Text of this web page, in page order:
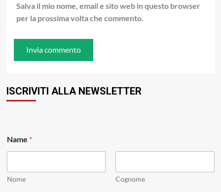
Salva il mio nome, email e sito web in questo browser
per la prossima volta che commento.
ISCRIVITI ALLA NEWSLETTER
a
m
m
Name *
Nome Cognome